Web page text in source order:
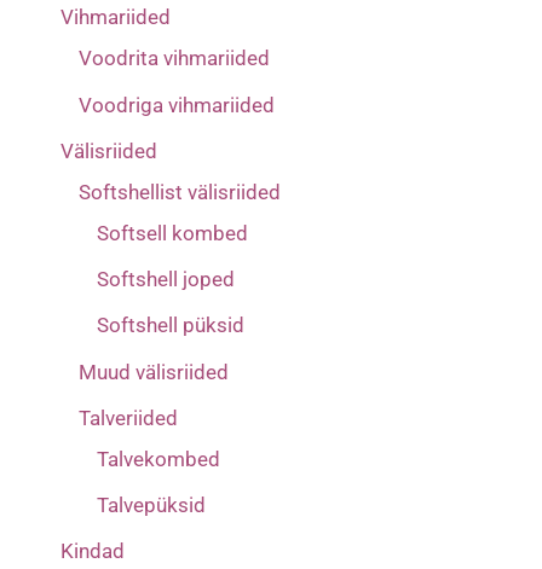
Vihmariided
Voodrita vihmariided
Voodriga vihmariided
Välisriided
Softshellist välisriided
Softsell kombed
Softshell joped
Softshell püksid
Muud välisriided
Talveriided
Talvekombed
Talvepüksid
Kindad